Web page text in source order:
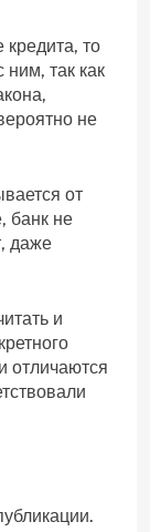
кредита, то
ним, так как
не
от
банк не
даже
и
отличаются